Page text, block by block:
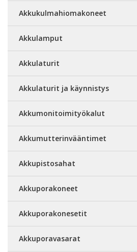
Akkukulmahiomakoneet
Akkulamput
Akkulaturit
Akkulaturit ja käynnistys
Akkumonitoimityökalut
Akkumutterinvääntimet
Akkupistosahat
Akkuporakoneet
Akkuporakonesetit
Akkuporavasarat